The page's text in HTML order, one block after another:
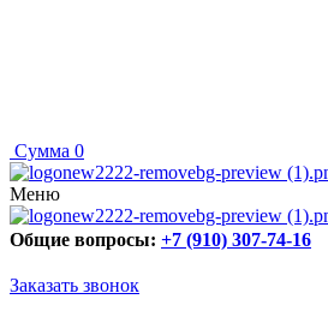
Сумма 0
Меню
Общие вопросы: +7 (910) 307-74-16
Заказать звонок